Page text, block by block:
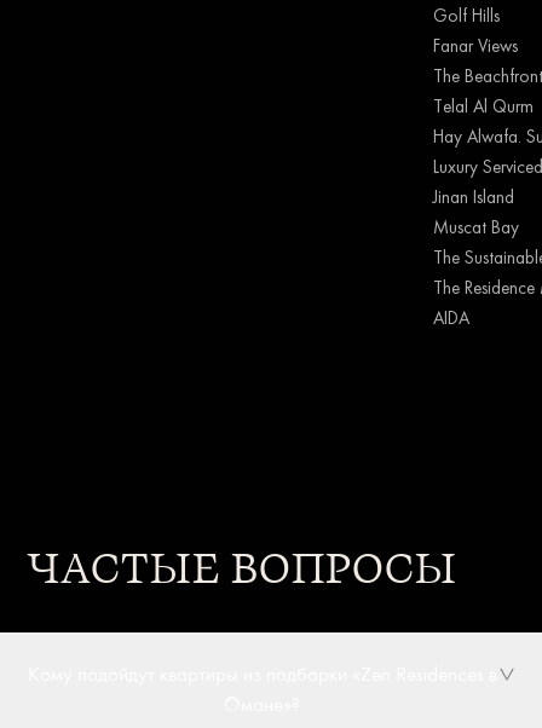
Golf Hills
Fanar Views
The Beachfront
Telal Al Qurm
Hay Alwafa.
Luxury
Jinan Island
Muscat Bay
The
The
AIDA
ЧАСТЫЕ ВОПРОСЫ